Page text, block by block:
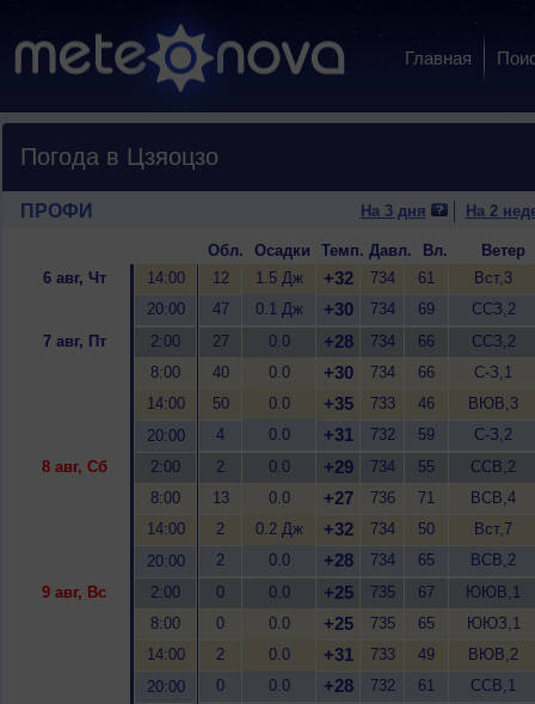
Главная
Погода в Цзяоцзо
ПРОФИ На 3 дня На 2
Обл. Осадки Темп. Давл. Вл.
Ветер
6 авг, Чт
14:00 12 1.5 Дж +32 734 61
Вст,3
20:00
47 0.1 Дж +30 734 69
ССЗ,2
7 авг, Пт
2:00 27 0.0 +28 734 66
ССЗ,2
8:00
40 0.0 +30 734 66
С-З,1
14:00
50 0.0 +35 733 46
ВЮВ,3
20:00
4 0.0 +31 732 59
С-З,2
8 авг, Сб
2:00 2 0.0 +29 734 55
ССВ,2
8:00
13 0.0 +27 736 71
ВСВ,4
14:00
2 0.2 Дж +32 734 50
Вст,7
20:00
2 0.0 +28 734 65
ВСВ,2
9 авг, Вс
2:00 0 0.0 +25 735 67
ЮЮВ,1
8:00
0 0.0 +25 735 65
ЮЮЗ,1
14:00
2 0.0 +31 733 49
ВЮВ,2
20:00
0 0.0 +28 732 61
ССВ,1